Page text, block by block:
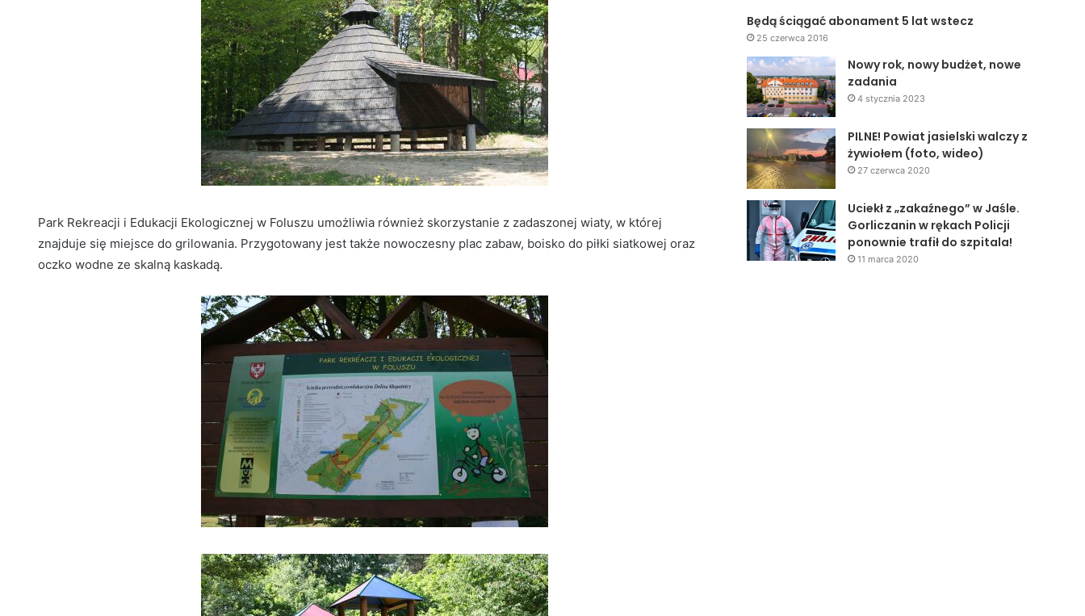
Park Rekreacji i Edukacji Ekologicznej w Foluszu umożliwia również skorzystanie z zadaszonej wiaty, w której
znajduje się miejsce do grilowania. Przygotowany jest także nowoczesny plac zabaw, boisko do piłki siatkowej oraz
oczko wodne ze skalną kaskadą.
Będą ściągać abonament 5 lat wstecz
25 czerwca 2016
Nowy rok, nowy budżet, nowe
zadania
4 stycznia 2023
PILNE! Powiat jasielski walczy z
żywiołem (foto, wideo)
27 czerwca 2020
Uciekł z „zakaźnego” w Jaśle.
Gorliczanin w rękach Policji
ponownie trafił do szpitala!
11 marca 2020